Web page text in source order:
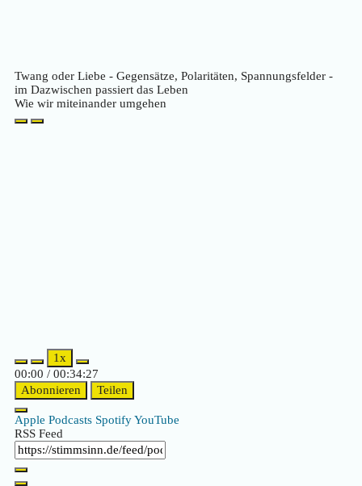
Twang oder Liebe - Gegensätze, Polaritäten, Spannungsfelder -
im Dazwischen passiert das Leben
Wie wir miteinander umgehen
PlayPause
1x
00:00 / 00:34:27
Abonnieren
Teilen
Apple Podcasts SpotifyYouTube
RSS Feed